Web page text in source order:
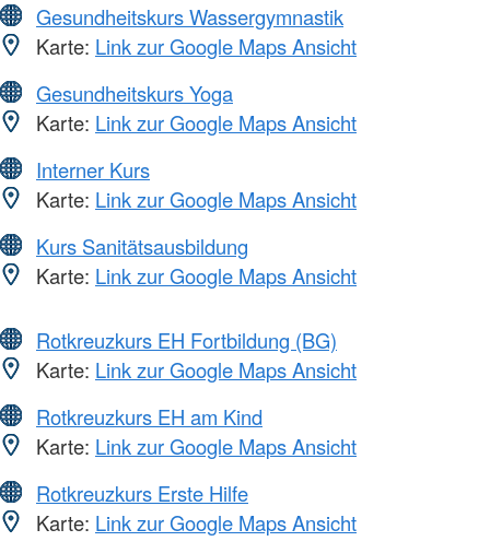
Gesundheitskurs Wassergymnastik
Karte: Link zur Google Maps Ansicht
Gesundheitskurs Yoga
Karte: Link zur Google Maps Ansicht
Interner Kurs
Karte: Link zur Google Maps Ansicht
Kurs Sanitätsausbildung
Karte: Link zur Google Maps Ansicht
Rotkreuzkurs EH Fortbildung (BG)
Karte: Link zur Google Maps Ansicht
Rotkreuzkurs EH am Kind
Karte: Link zur Google Maps Ansicht
Rotkreuzkurs Erste Hilfe
Karte: Link zur Google Maps Ansicht